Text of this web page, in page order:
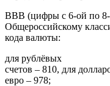
ВВВ (цифры с 6-ой по 8-
Общероссийскому
кода валюты:
для рублёвых
счетов – 810, для
евро – 978;